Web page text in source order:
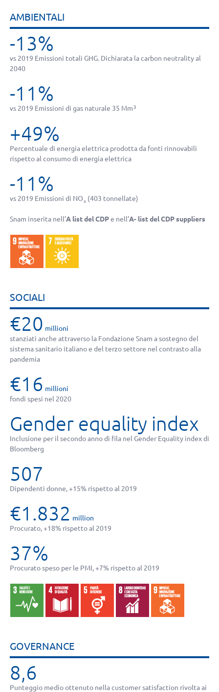
AMBIENTALI
-13%
vs 2019 Emissioni totali GHG. Dichiarata la carbon neutrality al
2040
-11%
vs 2019 Emissioni di gas naturale 35 Mm 3
+49%
Percentuale di energia elettrica prodotta da fonti rinnovabili
rispetto al consumo di energia elettrica
-11%
vs 2019 Emissioni di NOx (403 tonnellate)
Snam inserita nell’A list del CDPe nell’A- list del CDP suppliers
SOCIALI
€20 millioni
stanziati anche attraverso la Fondazione Snam a sostegno del
sistema sanitario italiano e del terzo settore nel contrasto alla
pandemia
€16 millioni
fondi spesi nel 2020
Gender equality index
Inclusione per il secondo anno di fila nel Gender Equality index di
Bloomberg
507
Dipendenti donne, +15% rispetto al 2019
€1.832 million
Procurato, +18% rispetto al 2019
37%
Procurato speso per le PMI, +7% rispetto al 2019
GOVERNANCE
8,6
Punteggio medio ottenuto nella customer satisfaction rivolta ai